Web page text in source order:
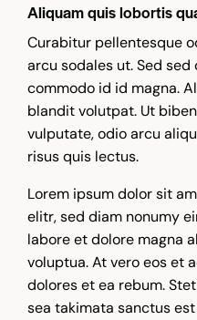
Aliquam quis lobortis
Curabitur pellentesque
arcu sodales ut. Sed
commodo id id magna.
blandit volutpat. Ut
vulputate, odio arcu
risus quis lectus.
Lorem ipsum dolor sit
elitr, sed diam nonumy
labore et dolore magna
voluptua. At vero eos et
dolores et ea rebum.
sea takimata sanctus